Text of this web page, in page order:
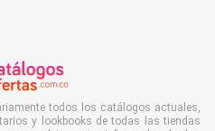
todos los catálogos actuales,
y lookbooks de todas las tiendas